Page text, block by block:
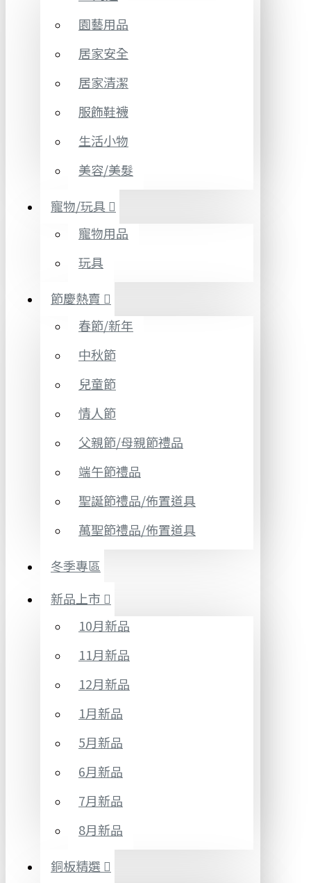
園藝用品
居家安全
居家清潔
服飾鞋襪
生活小物
美容/美髮
寵物/玩具
寵物用品
玩具
節慶熱賣
春節/新年
中秋節
兒童節
情人節
父親節/母親節禮品
端午節禮品
聖誕節禮品/佈置道具
萬聖節禮品/佈置道具
冬季專區
新品上市
10月新品
11月新品
12月新品
1月新品
5月新品
6月新品
7月新品
8月新品
銅板精選